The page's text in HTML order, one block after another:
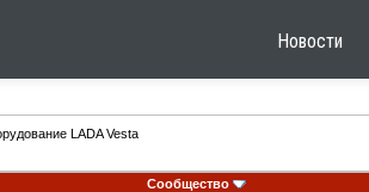
Новости
LADA Vesta
Сообщество